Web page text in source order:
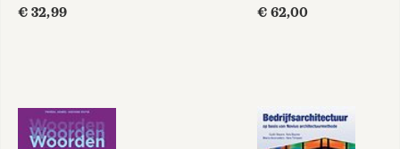
€ 32,99
€ 62,00